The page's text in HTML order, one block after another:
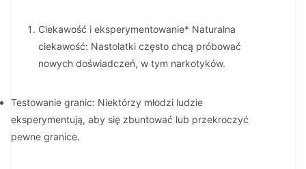
Ciekawość i eksperymentowanie* Naturalna
ciekawość: Nastolatki często chcą próbować
nowych doświadczeń, w tym narkotyków.
Testowanie granic: Niektórzy młodzi ludzie
eksperymentują, aby się zbuntować lub przekroczyć
pewne granice.